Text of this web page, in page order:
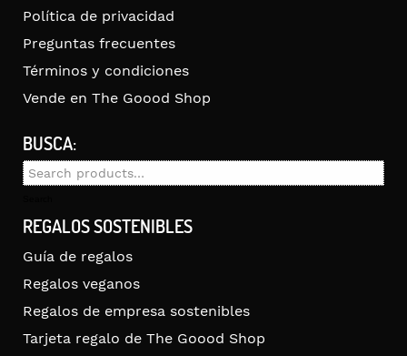
Política de privacidad
Preguntas frecuentes
Términos y condiciones
Vende en The Goood Shop
BUSCA:
Search
REGALOS SOSTENIBLES
Guía de regalos
Regalos veganos
Regalos de empresa sostenibles
Tarjeta regalo de The Goood Shop